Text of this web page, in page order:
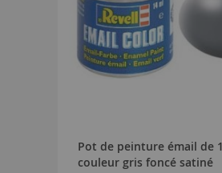
Pot de peinture émail de
couleur gris foncé satiné